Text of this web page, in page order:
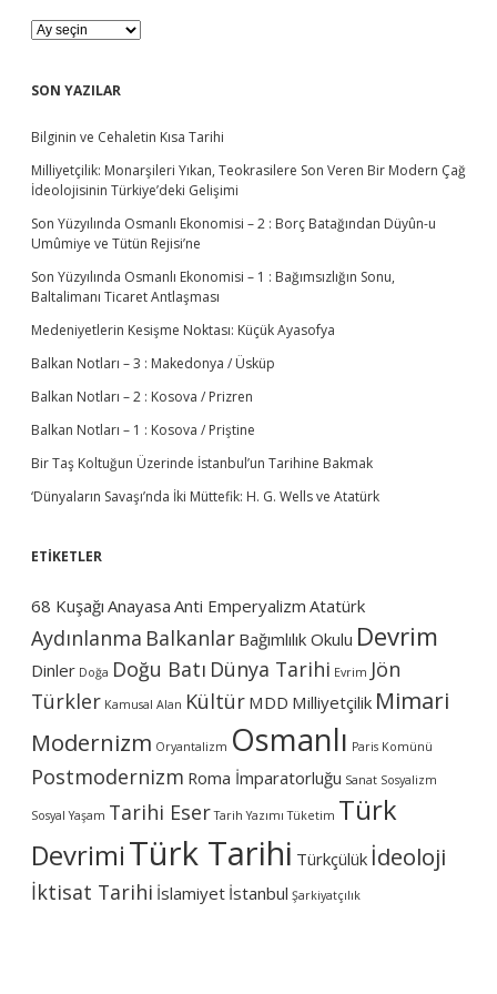
ç
i
n
A
R
İ
E
R
SON YAZILAR
Bilginin ve Cehaletin Kısa Tarihi
Milliyetçilik: Monarşileri Yıkan, Teokrasilere Son Veren Bir Modern Çağ
İdeolojisinin Türkiye’deki Gelişimi
Son Yüzyılında Osmanlı Ekonomisi – 2 : Borç Batağından Düyûn-u
Umûmiye ve Tütün Rejisi’ne
Son Yüzyılında Osmanlı Ekonomisi – 1 : Bağımsızlığın Sonu,
Baltalimanı Ticaret Antlaşması
Medeniyetlerin Kesişme Noktası: Küçük Ayasofya
Balkan Notları – 3 : Makedonya / Üsküp
Balkan Notları – 2 : Kosova / Prizren
Balkan Notları – 1 : Kosova / Priştine
Bir Taş Koltuğun Üzerinde İstanbul’un Tarihine Bakmak
‘Dünyaların Savaşı’nda İki Müttefik: H. G. Wells ve Atatürk
ETİKETLER
68 Kuşağı Anayasa Anti Emperyalizm Atatürk
Aydınlanma Balkanlar Bağımlılık Okulu Devrim
Dinler Doğa Doğu Batı Dünya Tarihi Evrim Jön
Türkler Kamusal Alan Kültür MDD Milliyetçilik Mimari
Modernizm Oryantalizm Osmanlı Paris Komünü
Postmodernizm Roma İmparatorluğu Sanat Sosyalizm
Sosyal Yaşam Tarihi Eser Tarih Yazımı Tüketim Türk
DevrimiTürk Tarihi Türkçülük İdeoloji
İktisat Tarihi İslamiyet İstanbul Şarkiyatçılık